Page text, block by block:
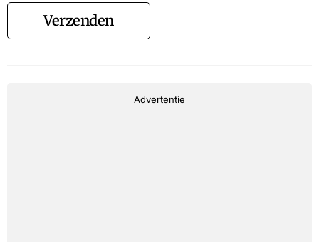
Verzenden
Advertentie